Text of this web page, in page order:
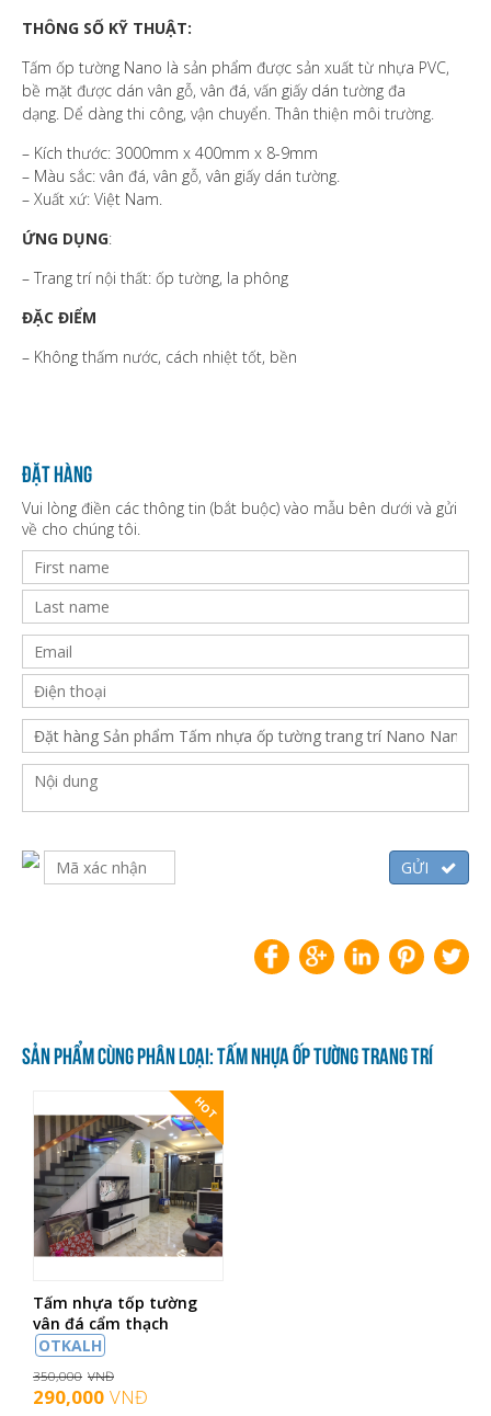
THÔNG SỐ KỸ THUẬT:
Tấm ốp tường Nano là sản phẩm được sản xuất từ nhựa PVC,
bề mặt được dán vân gỗ, vân đá, vấn giấy dán tường đa
dạng. Dể dàng thi công, vận chuyển. Thân thiện môi trường.
– Kích thước: 3000mm x 400mm x 8-9mm
– Màu sắc: vân đá, vân gỗ, vân giấy dán tường.
– Xuất xứ: Việt Nam.
ỨNG DỤNG:
– Trang trí nội thất: ốp tường, la phông
ĐẶC ĐIỂM
– Không thấm nước, cách nhiệt tốt, bền
Đặt hàng
Vui lòng điền các thông tin (bắt buộc) vào mẫu bên dưới và gửi
về cho chúng tôi.
SẢN PHẨM CÙNG PHÂN LOẠI: TẤM NHỰA ỐP TƯỜNG TRANG TRÍ
HOT
Tấm nhựa tốp tường
vân đá cẩm thạch
OTKALH
350,000 VNĐ
290,000 VNĐ